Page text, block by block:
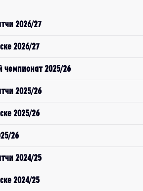
2026/27
2026/27
чемпионат 2025/26
2025/26
2025/26
26
2024/25
2024/25